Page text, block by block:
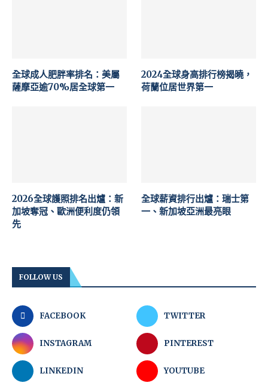
全球成人肥胖率排名：美屬
薩摩亞逾70%居全球第一
2024全球身高排行榜揭曉，
荷蘭位居世界第一
2026全球護照排名出爐：新
加坡奪冠、歐洲便利度仍領
先
全球薪資排行出爐：瑞士第
一、新加坡亞洲最亮眼
FOLLOW US
FACEBOOK TWITTER
INSTAGRAM PINTEREST
LINKEDIN YOUTUBE